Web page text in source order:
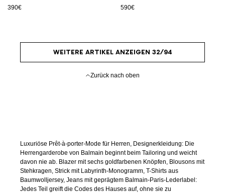
390€ 590€
WEITERE ARTIKEL ANZEIGEN 32/94
Zurück nach oben
Luxuriöse Prêt-à-porter-Mode für Herren, Designerkleidung: Die
Herrengarderobe von Balmain beginnt beim Tailoring und weicht
davon nie ab. Blazer mit sechs goldfarbenen Knöpfen, Blousons mit
Stehkragen, Strick mit Labyrinth-Monogramm, T-Shirts aus
Baumwolljersey, Jeans mit geprägtem Balmain-Paris-Lederlabel:
Jedes Teil greift die Codes des Hauses auf, ohne sie zu